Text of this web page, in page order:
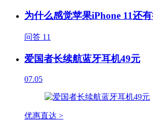
为什么感觉苹果iPhone 11还
问答 11
爱国者长续航蓝牙耳机49元
07.05
优惠直达 >